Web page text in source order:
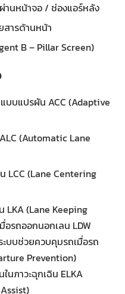
านหน้าจอ / ช่องแอร์หลัง
ารด้านหน้า
B – Pillar Screen)
บบแปรผัน ACC (Adaptive
(Automatic Lane
LCC (Lane Centering
LKA (Lane Keeping
อรถออกนอกเลน LDW
บบช่วยควบคุมรถเมื่อรถ
Prevention)
นภาวะฉุกเฉิน ELKA